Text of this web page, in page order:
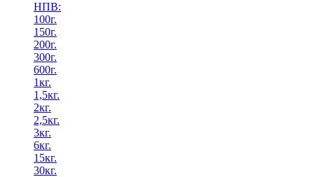
НПВ:
100г.
150г.
200г.
300г.
600г.
1кг.
1,5кг.
2кг.
2,5кг.
3кг.
6кг.
15кг.
30кг.